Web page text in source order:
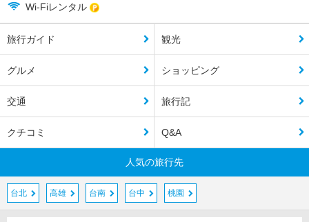
Wi-Fiレンタル
旅行ガイド 観光
グルメ ショッピング
交通 旅行記
クチコミ Q&A
人気の旅行先
台北 高雄 台南 台中 桃園